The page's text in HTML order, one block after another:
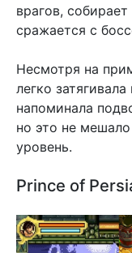
врагов,
сражается с
Несмотря на
легко
напоминала
но это не
уровень.
Prince of